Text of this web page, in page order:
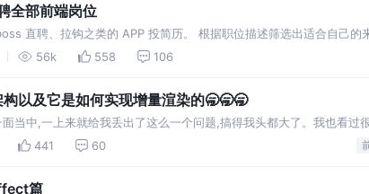
全部前端岗位
直聘、拉钩之类的 APP 投简历。 根据职位描述筛选出适合自己的
学习的方向。 所以我觉得招聘网站的职位描述
56k 558 106
以及它是如何实现增量渲染的🥱🥱🥱
当中,一上来就给我丢出了这么一个问题,搞得我头都大了。我也看过
5 篇都会问到 Fiber 相关的。
441 60
篇